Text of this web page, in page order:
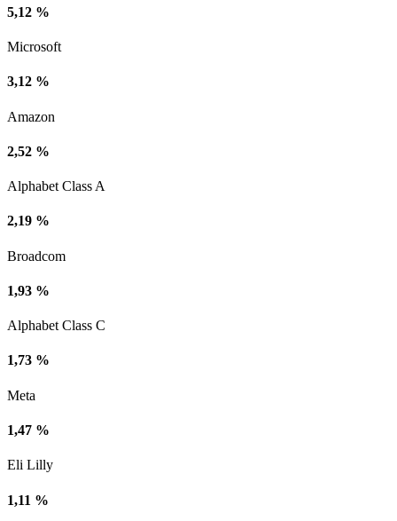
5,12 %
Microsoft
3,12 %
Amazon
2,52 %
Alphabet Class A
2,19 %
Broadcom
1,93 %
Alphabet Class C
1,73 %
Meta
1,47 %
Eli Lilly
1,11 %